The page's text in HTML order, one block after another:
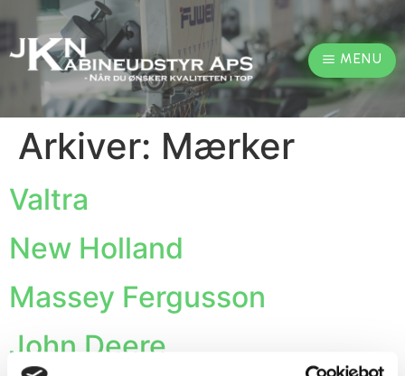
MENU
Arkiver: Mærker
Valtra
New Holland
Massey Fergusson
John Deere